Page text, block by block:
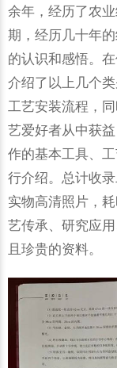
余年，经历了农
期，经历几十年
的认识和感悟。
介绍了以上几个
工艺安装流程，
艺爱好者从中获
作的基本工具、
行介绍。总计收
实物高清照片，
艺传承、研究应
且珍贵的资料。